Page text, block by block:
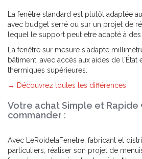
La fenêtre standard est plutôt adaptée
avec budget serré ou sur un projet de
lequel le support peut etre adapté à des
La fenêtre sur mesure s'adapte
bâtiment, avec accès aux aides de l'État
thermiques supérieures.
→ Découvrez toutes les différences
Votre achat Simple et
commander :
Avec LeRoidelaFenetre, fabricant et
particuliers, réaliser son projet de